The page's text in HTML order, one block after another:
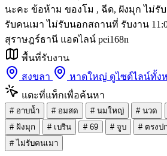
นะคะ ข้อห้าม ของโม , ฉีด, ฝังมุก ไม่รั
รับคนเมา ไม่รับนอกสถานที่ รับงาน
สุราษฎร์ธานี แอดไลน์ pei168n
พื้นที่รับงาน
สงขลา
หาดใหญ่ ดูไซด์ไลน์ทั้ง
แตะที่แท็กเพื่อค้นหา
# อาบน้ำ # อมสด # นมใหญ่ # นวด
# ฝังมุก # เบริน # 69 # จูบ # ตรงปก
# ไม่รับคนเมา